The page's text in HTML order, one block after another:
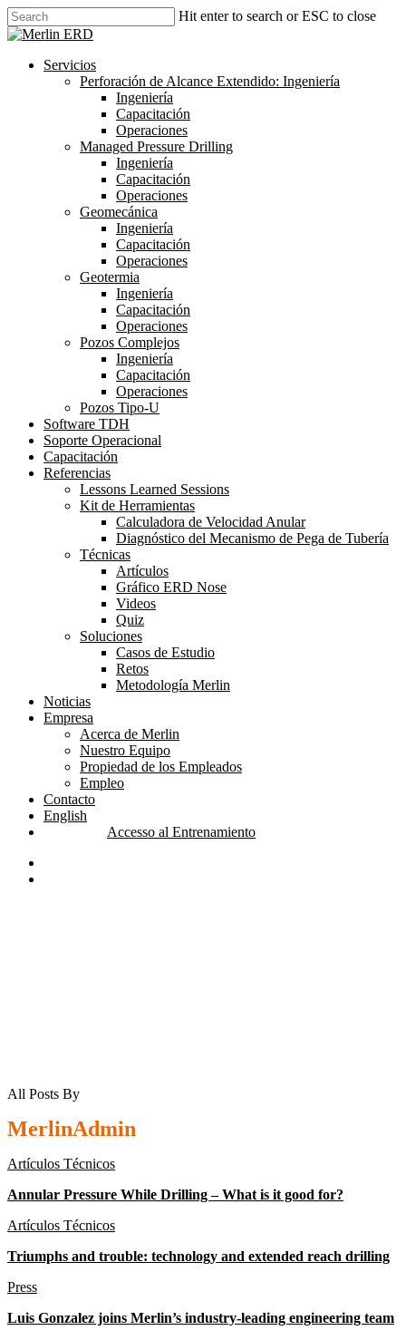
Skip
to
content
Hit enter to search or ESC to close
Close
search
Menu
Servicios
Perforación de Alcance Extendido: Ingeniería
Ingeniería
Capacitación
Operaciones
Managed Pressure Drilling
Ingeniería
Capacitación
Operaciones
Geomecánica
Ingeniería
Capacitación
Operaciones
Geotermia
Ingeniería
Capacitación
Operaciones
Pozos Complejos
Ingeniería
Capacitación
Operaciones
Pozos Tipo-U
Software TDH
Soporte Operacional
Capacitación
Referencias
Lessons Learned Sessions
Kit de Herramientas
Calculadora de Velocidad Anular
Diagnóstico del Mecanismo de Pega de Tubería
Técnicas
Artículos
Gráfico ERD Nose
Videos
Quiz
Soluciones
Casos de Estudio
Retos
Metodología Merlin
Noticias
Empresa
Acerca de Merlin
Nuestro Equipo
Propiedad de los Empleados
Empleo
Contacto
English
Accesso al Entrenamiento
All Posts By
MerlinAdmin
Artículos Técnicos
Annular Pressure While Drilling – What is it good for?
Artículos Técnicos
Triumphs and trouble: technology and extended reach drilling
Press
Luis Gonzalez joins Merlin’s industry-leading engineering team